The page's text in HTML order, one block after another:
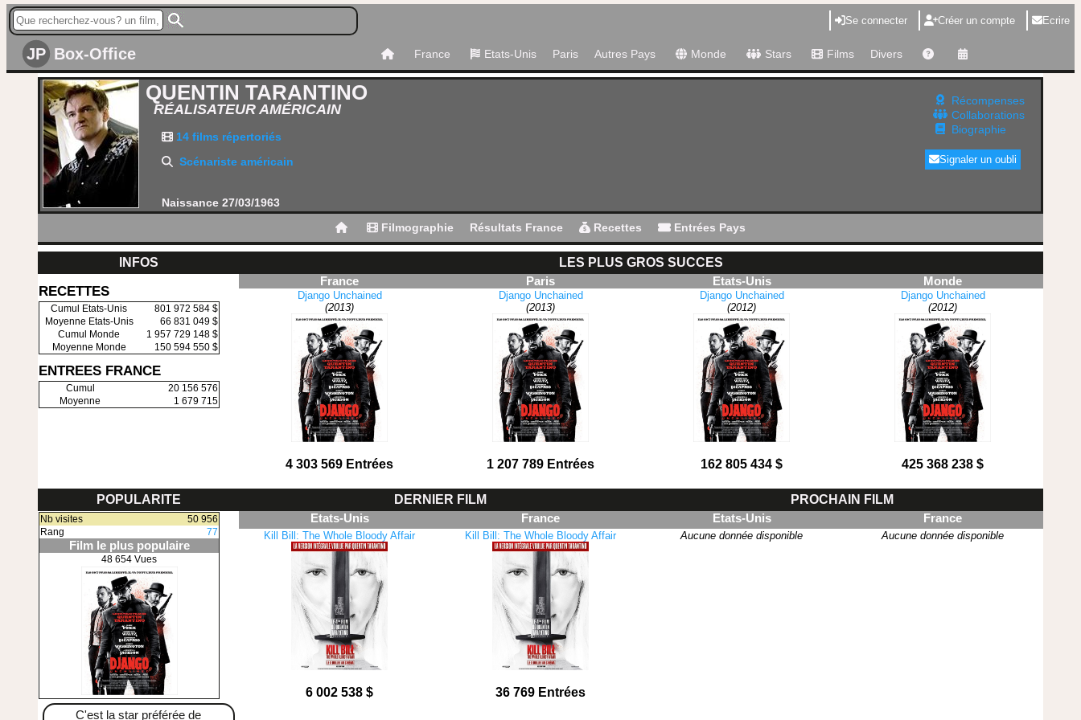
Se connecter Créer un compte Ecrire
JP Box-Office France Etats-Unis Paris Autres Pays Monde Stars Films Divers
QUENTIN TARANTINO
RÉALISATEUR AMÉRICAIN
14 films répertoriés
Scénariste américain
Naissance 27/03/1963
Récompenses
Collaborations
Biographie
Signaler un oubli
Filmographie Résultats France Recettes Entrées Pays
INFOS LES PLUS GROS SUCCES
RECETTES
Cumul Etats-Unis
801 972 584 $
Moyenne Etats-Unis
66 831 049 $
Cumul Monde
1 957 729 148 $
Moyenne Monde
150 594 550 $
ENTREES FRANCE
Cumul
20 156 576
Moyenne
1 679 715
France Paris Etats-Unis Monde
Django Unchained
(2013)
4 303 569 Entrées
Django Unchained
(2013)
1 207 789 Entrées
Django Unchained
(2012)
162 805 434 $
Django Unchained
(2012)
425 368 238 $
POPULARITE DERNIER FILM PROCHAIN FILM
Nb visites
50 956
Rang
77
Film le plus populaire
48 654 Vues
C'est la star préférée de
Etats-Unis France Etats-Unis France
Kill Bill: The Whole Bloody Affair
6 002 538 $
Kill Bill: The Whole Bloody Affair
36 769 Entrées
Aucune donnée disponible Aucune donnée disponible